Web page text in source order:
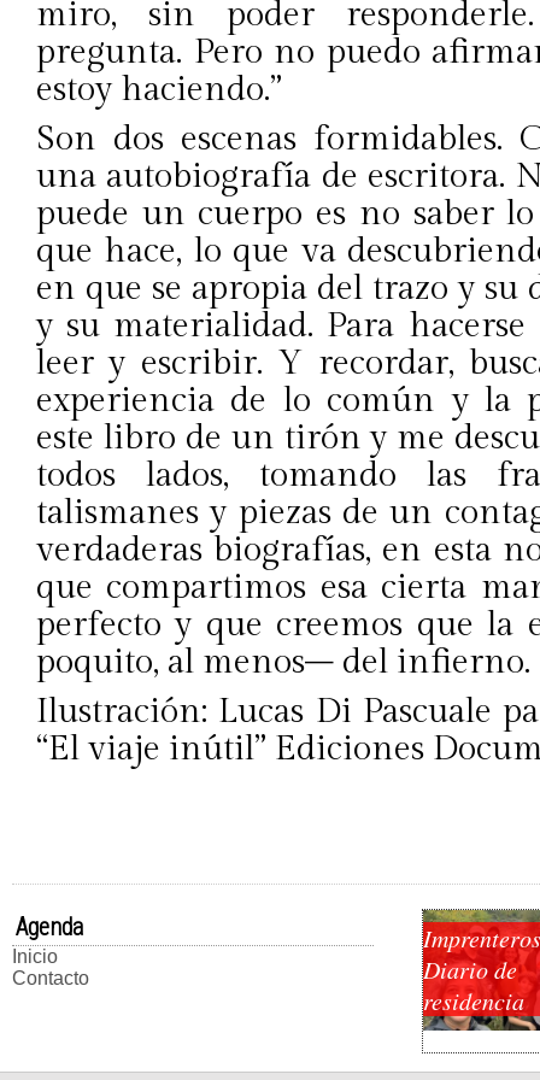
miro, sin poder
pregunta. Pero no puedo
estoy haciendo.”
Son dos escenas formidables.
una autobiografía de escritora.
puede un cuerpo es no saber
que hace, lo que va
en que se apropia del trazo y su
y su materialidad. Para
leer y escribir. Y recordar,
experiencia de lo común y la
este libro de un tirón y me
todos lados, tomando las
talismanes y piezas de un
verdaderas biografías, en esta
que compartimos esa cierta
perfecto y que creemos que la
poquito, al menos– del infierno.
Ilustración: Lucas Di Pascuale
“El viaje inútil” Ediciones
Agenda
Inicio
Contacto
Diario de
residencia